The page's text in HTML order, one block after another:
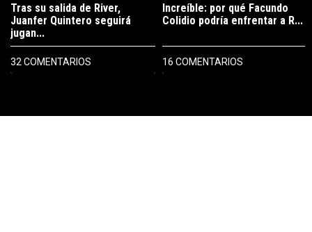
Tras su salida de River,
Juanfer Quintero seguirá
jugan...
32 COMENTARIOS
Increíble: por qué Facundo
Colidio podría enfrentar a R...
16 COMENTARIOS